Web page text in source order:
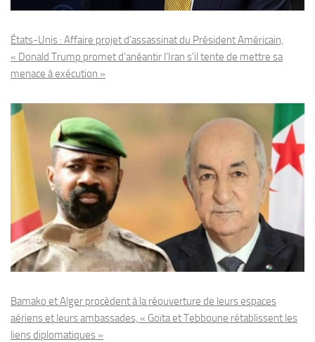
États-Unis : Affaire projet d’assassinat du Président Américain,
« Donald Trump promet d’anéantir l’Iran s’il tente de mettre sa
menace à exécution »
Bamako et Alger procèdent à la réouverture de leurs espaces
aériens et leurs ambassades, « Goïta et Tebboune rétablissent les
liens diplomatiques »